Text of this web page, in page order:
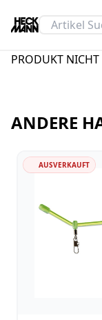
PRODUKT
ANDERE
AUSVERKAUFT